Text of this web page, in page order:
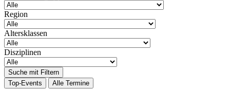
Region
Altersklassen
Disziplinen
Suche mit Filtern
Top-Events
Alle Termine